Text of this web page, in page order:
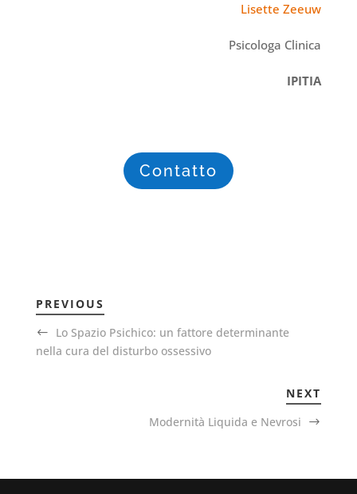
Lisette Zeeuw
Psicologa Clinica
IPITIA
Contatto
PREVIOUS
Lo Spazio Psichico: un fattore determinante
nella cura del disturbo ossessivo
NEXT
Modernità Liquida e Nevrosi